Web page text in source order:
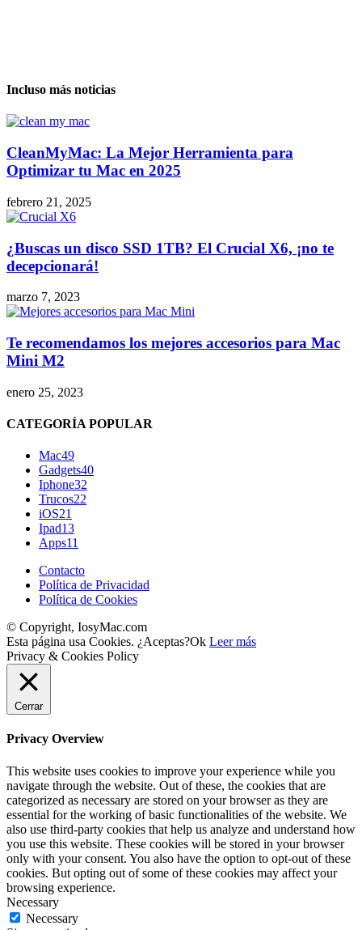
Incluso más noticias
CleanMyMac: La Mejor Herramienta para
Optimizar tu Mac en 2025
febrero 21, 2025
¿Buscas un disco SSD 1TB? El Crucial X6, ¡no te
decepcionará!
marzo 7, 2023
Te recomendamos los mejores accesorios para Mac
Mini M2
enero 25, 2023
CATEGORÍA POPULAR
Mac49
Gadgets40
Iphone32
Trucos22
iOS21
Ipad13
Apps11
Contacto
Política de Privacidad
Política de Cookies
© Copyright, IosyMac.com
Esta página usa Cookies. ¿Aceptas?Ok Leer más
Privacy & Cookies Policy
Cerrar
Privacy Overview
This website uses cookies to improve your experience while you
navigate through the website. Out of these, the cookies that are
categorized as necessary are stored on your browser as they are
essential for the working of basic functionalities of the website. We
also use third-party cookies that help us analyze and understand how
you use this website. These cookies will be stored in your browser
only with your consent. You also have the option to opt-out of these
cookies. But opting out of some of these cookies may affect your
browsing experience.
Necessary
Necessary